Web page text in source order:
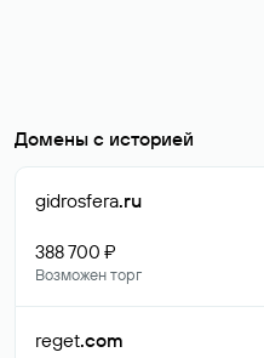
Домены с историей
gidrosfera.ru
388 700 ₽
Возможен торг
reget.com